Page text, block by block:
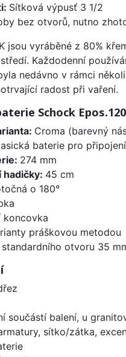
Sítková výpusť 3 1/2
bez otvorů, nutno
jsou vyráběné z 80%
Každodenní
nedávno v rámci
radost při vaření.
Schock
Croma (barevný
baterie pro
274 mm
hadičky: 45 cm
o 180°
koncovka
práškovou metodou
otvoru 35
součástí balení, u
sítko/zátka,